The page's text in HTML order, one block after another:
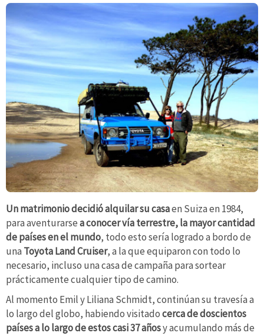
Un matrimonio decidió alquilar su casaen Suiza en 1984,
para aventurarsea conocer vía terrestre, la mayor cantidad
de países en el mundo, todo esto sería logrado a bordo de
una Toyota Land Cruiser, a la que equiparon con todo lo
necesario, incluso una casa de campaña para sortear
prácticamente cualquier tipo de camino.
Al momento Emil y Liliana Schmidt, continúan su travesía a
lo largo del globo, habiendo visitadocerca de doscientos
países a lo largo de estos casi 37 añosy acumulando más de